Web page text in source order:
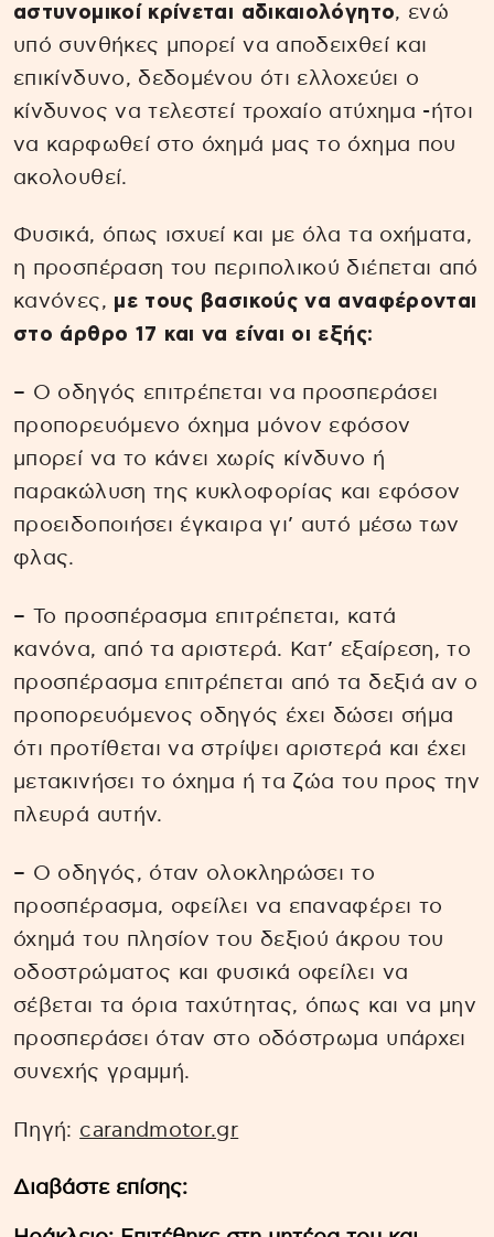
αστυνομικοί κρίνεται αδικαιολόγητο, ενώ
υπό συνθήκες μπορεί να αποδειχθεί και
επικίνδυνο, δεδομένου ότι ελλοχεύει ο
κίνδυνος να τελεστεί τροχαίο ατύχημα -ήτοι
να καρφωθεί στο όχημά μας το όχημα που
ακολουθεί.
Φυσικά, όπως ισχυεί και με όλα τα οχήματα,
η προσπέραση του περιπολικού διέπεται από
κανόνες, με τους βασικούς να αναφέρονται
στο άρθρο 17 και να είναι οι εξής:
– Ο οδηγός επιτρέπεται να προσπεράσει
προπορευόμενο όχημα μόνον εφόσον
μπορεί να το κάνει χωρίς κίνδυνο ή
παρακώλυση της κυκλοφορίας και εφόσον
προειδοποιήσει έγκαιρα γι’ αυτό μέσω των
φλας.
– Το προσπέρασμα επιτρέπεται, κατά
κανόνα, από τα αριστερά. Κατ’ εξαίρεση, το
προσπέρασμα επιτρέπεται από τα δεξιά αν ο
προπορευόμενος οδηγός έχει δώσει σήμα
ότι προτίθεται να στρίψει αριστερά και έχει
μετακινήσει το όχημα ή τα ζώα του προς την
πλευρά αυτήν.
– Ο οδηγός, όταν ολοκληρώσει το
προσπέρασμα, οφείλει να επαναφέρει το
όχημά του πλησίον του δεξιού άκρου του
οδοστρώματος και φυσικά οφείλει να
σέβεται τα όρια ταχύτητας, όπως και να μην
προσπεράσει όταν στο οδόστρωμα υπάρχει
συνεχής γραμμή.
Πηγή: carandmotor.gr
Διαβάστε επίσης: